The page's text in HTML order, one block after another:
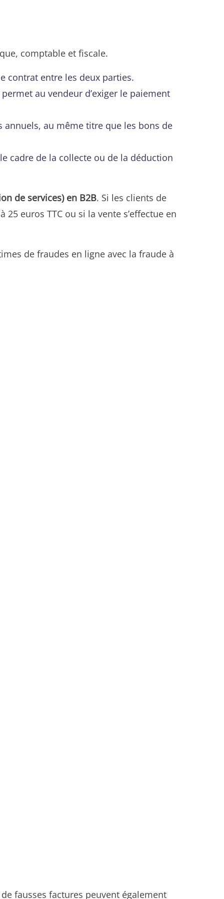
comptable et fiscale.
contrat entre les deux parties.
au vendeur d’exiger le paiement
annuels, au même titre que les bons de
cadre de la collecte ou de la déduction
de services) en B2B. Si les clients de
euros TTC ou si la vente s’effectue en
de fraudes en ligne avec la fraude à
fausses factures peuvent également